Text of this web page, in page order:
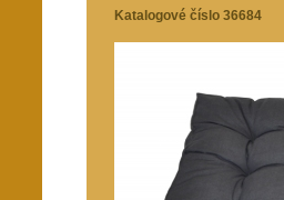
Katalogové číslo 36684